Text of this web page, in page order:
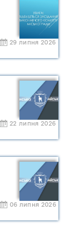
29 липня 2026
22 липня 2026
06 липня 2026